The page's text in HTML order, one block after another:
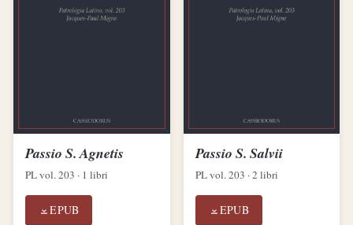
Passio S. Agnetis
PL vol. 203 · 1 libri
EPUB
Passio S. Salvii
PL vol. 203 · 2 libri
EPUB